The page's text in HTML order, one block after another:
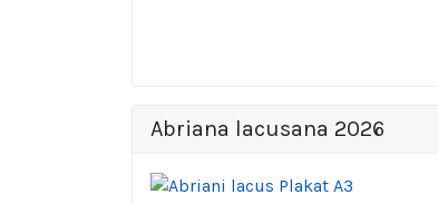
Abriana lacusana 2026